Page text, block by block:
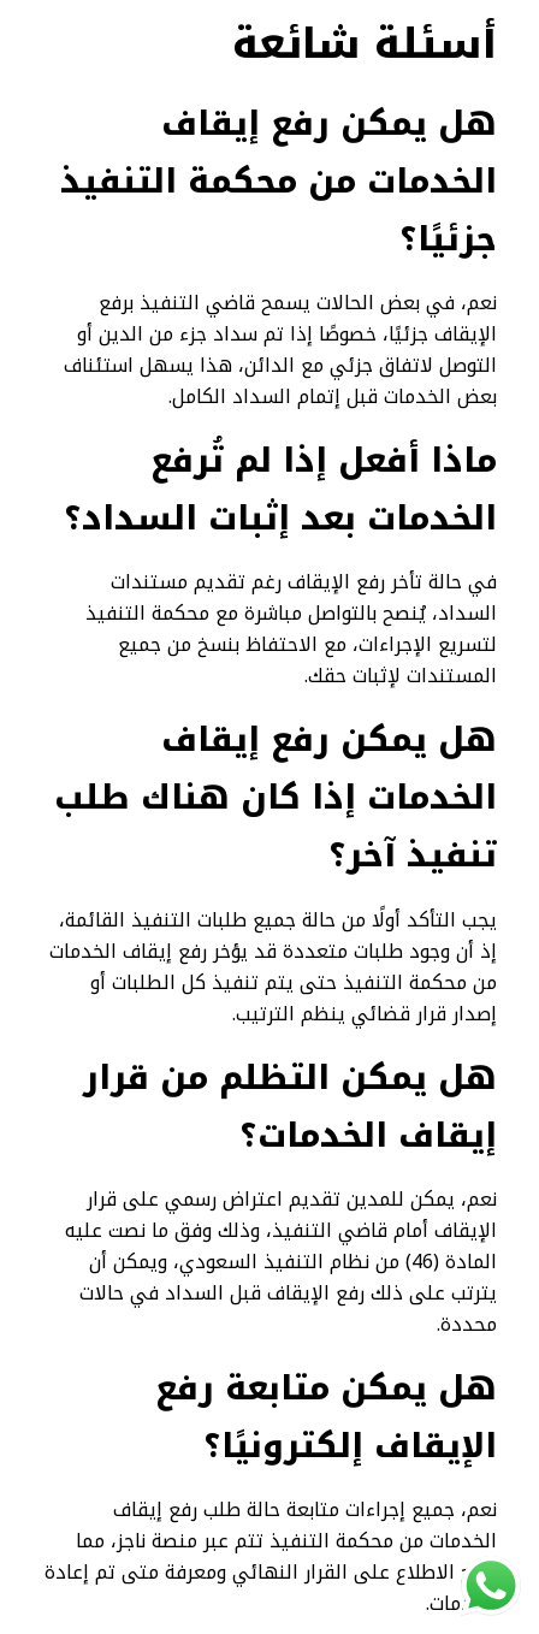
أسئلة شائعة
هل يمكن رفع إيقاف
الخدمات من محكمة التنفيذ
جزئيًا؟
نعم، في بعض الحالات يسمح قاضي التنفيذ برفع
الإيقاف جزئيًا، خصوصًا إذا تم سداد جزء من الدين أو
التوصل لاتفاق جزئي مع الدائن، هذا يسهل استئناف
بعض الخدمات قبل إتمام السداد الكامل.
ماذا أفعل إذا لم تُرفع
الخدمات بعد إثبات السداد؟
في حالة تأخر رفع الإيقاف رغم تقديم مستندات
السداد، يُنصح بالتواصل مباشرة مع محكمة التنفيذ
لتسريع الإجراءات، مع الاحتفاظ بنسخ من جميع
المستندات لإثبات حقك.
هل يمكن رفع إيقاف
الخدمات إذا كان هناك طلب
تنفيذ آخر؟
يجب التأكد أولًا من حالة جميع طلبات التنفيذ القائمة،
إذ أن وجود طلبات متعددة قد يؤخر رفع إيقاف الخدمات
من محكمة التنفيذ حتى يتم تنفيذ كل الطلبات أو
إصدار قرار قضائي ينظم الترتيب.
هل يمكن التظلم من قرار
إيقاف الخدمات؟
نعم، يمكن للمدين تقديم اعتراض رسمي على قرار
الإيقاف أمام قاضي التنفيذ، وذلك وفق ما نصت عليه
المادة (46) من نظام التنفيذ السعودي، ويمكن أن
يترتب على ذلك رفع الإيقاف قبل السداد في حالات
محددة.
هل يمكن متابعة رفع
الإيقاف إلكترونيًا؟
نعم، جميع إجراءات متابعة حالة طلب رفع إيقاف
الخدمات من محكمة التنفيذ تتم عبر منصة ناجز، مما
يتيح الاطلاع على القرار النهائي ومعرفة متى تم إعادة
الخدمات.